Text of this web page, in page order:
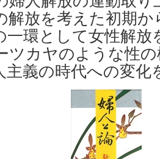
解放を考えた初期
一環として女性解
ツカヤのような性
主義の時代への変